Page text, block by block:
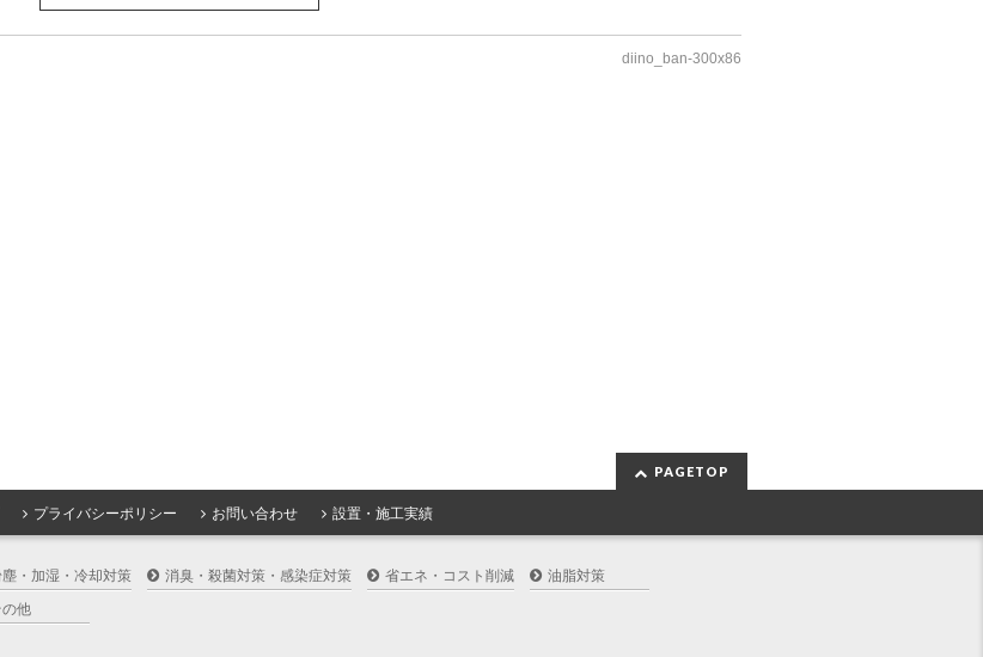
diino_ban-300x86
PAGETOP
プライバシーポリシー お問い合わせ 設置・施工実績
・加湿・冷却対策 消臭・殺菌対策・感染症対策 省エネ・コスト削減
油脂対策
の他